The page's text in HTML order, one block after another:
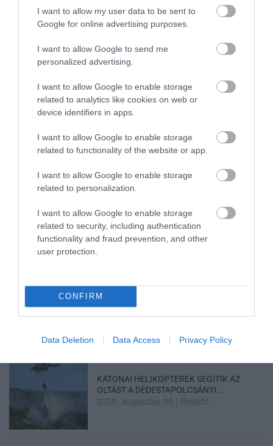
I want to allow my user data to be sent to
Google for online advertising purposes.
I want to allow Google to send me
personalized advertising.
I want to allow Google to enable storage
related to analytics like cookies on web or
device identifiers in apps.
I want to allow Google to enable storage
related to functionality of the website or app.
I want to allow Google to enable storage
related to personalization.
I want to allow Google to enable storage
related to security, including authentication
functionality and fraud prevention, and other
user protection.
CONFIRM
Data Deletion Data Access Privacy Policy
2026. augusztus 06|Riasztó
GÁRDONYI MESEKERT VÁRJA A
CSALÁDOKAT – HÁROM NAPON ÁT ING...
2026. augusztus 06
MAGYAR PÉTER: KIÍRJÁK AZ ELSŐ
Mindenki ügye
DÉDESTAPOLCSÁNYNÁL, KILENCÓRÁS
KÜZDELE...
2026. augusztus 06
KATONAI HELIKOPTEREK SEGÍTIK AZ
OLTÁST A DÉDESTAPOLCSÁNYI...
2026. augusztus 05 Riasztó